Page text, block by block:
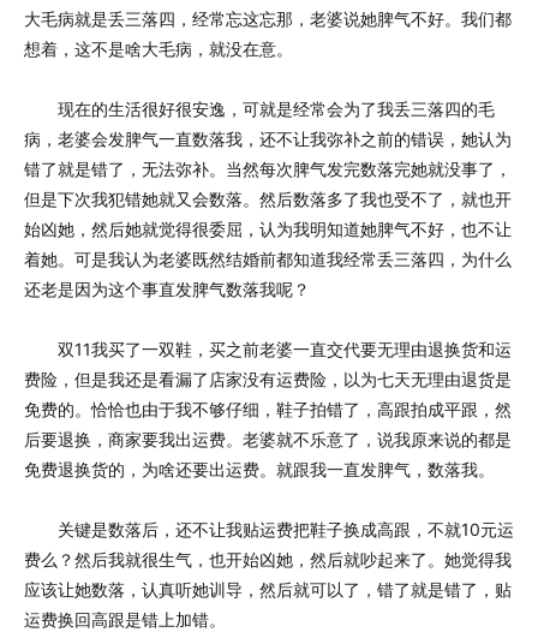
大毛病就是丢三落四，经常忘这忘那，老婆说她脾气不好。我们都
想着，这不是啥大毛病，就没在意。
现在的生活很好很安逸，可就是经常会为了我丢三落四的毛
病，老婆会发脾气一直数落我，还不让我弥补之前的错误，她认为
错了就是错了，无法弥补。当然每次脾气发完数落完她就没事了，
但是下次我犯错她就又会数落。然后数落多了我也受不了，就也开
始凶她，然后她就觉得很委屈，认为我明知道她脾气不好，也不让
着她。可是我认为老婆既然结婚前都知道我经常丢三落四，为什么
还老是因为这个事直发脾气数落我呢？
双11我买了一双鞋，买之前老婆一直交代要无理由退换货和运
费险，但是我还是看漏了店家没有运费险，以为七天无理由退货是
免费的。恰恰也由于我不够仔细，鞋子拍错了，高跟拍成平跟，然
后要退换，商家要我出运费。老婆就不乐意了，说我原来说的都是
免费退换货的，为啥还要出运费。就跟我一直发脾气，数落我。
关键是数落后，还不让我贴运费把鞋子换成高跟，不就10元运
费么？然后我就很生气，也开始凶她，然后就吵起来了。她觉得我
应该让她数落，认真听她训导，然后就可以了，错了就是错了，贴
运费换回高跟是错上加错。